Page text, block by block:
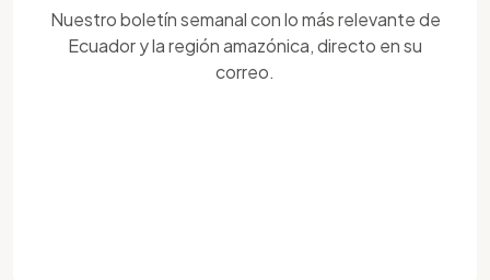
Nuestro boletín semanal con lo más relevante de
Ecuador y la región amazónica, directo en su
correo.